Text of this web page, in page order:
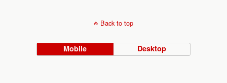
Back to top
Mobile Desktop